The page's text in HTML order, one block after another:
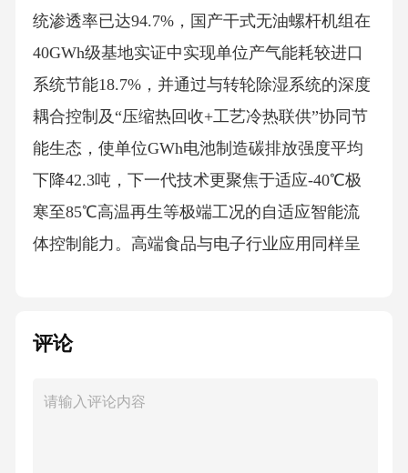
统渗透率已达94.7%，国产干式无油螺杆机组在
40GWh级基地实证中实现单位产气能耗较进口
系统节能18.7%，并通过与转轮除湿系统的深度
耦合控制及“压缩热回收+工艺冷热联供”协同节
能生态，使单位GWh电池制造碳排放强度平均
下降42.3吨，下一代技术更聚焦于适应-40℃极
寒至85℃高温再生等极端工况的自适应智能流
体控制能力。高端食品与电子行业应用同样呈
且塑化剂零检出，半导体封测环节则建立了涵
气源生态保障机制，推动跨行业通用无油标准
评论